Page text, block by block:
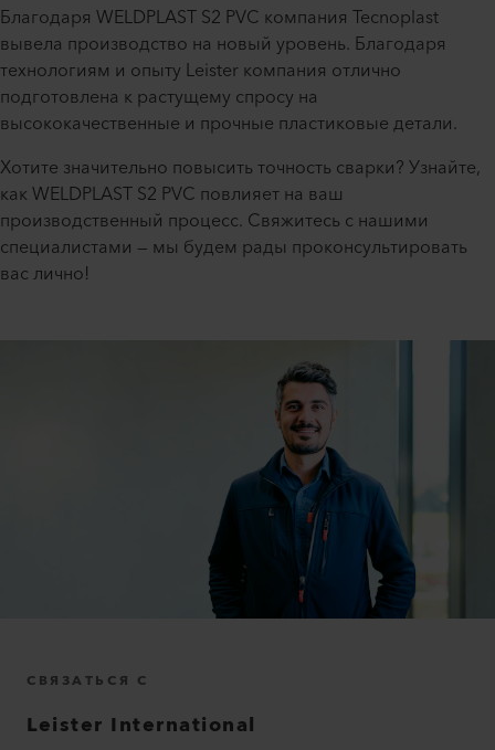
Благодаря WELDPLAST S2 PVC компания Tecnoplast
вывела производство на новый уровень. Благодаря
технологиям и опыту Leister компания отлично
подготовлена к растущему спросу на
высококачественные и прочные пластиковые детали.
Хотите значительно повысить точность сварки? Узнайте,
как WELDPLAST S2 PVC повлияет на ваш
производственный процесс. Свяжитесь с нашими
специалистами — мы будем рады проконсультировать
вас лично!
СВЯЗАТЬСЯ С
Leister International